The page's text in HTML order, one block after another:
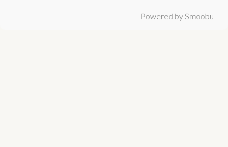
Powered by Smoobu